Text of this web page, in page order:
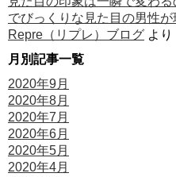
でびっくりな見た目の男性が
Repre（リプレ）ブログ より
月別記事一覧
2020年9月
2020年8月
2020年7月
2020年6月
2020年5月
2020年4月